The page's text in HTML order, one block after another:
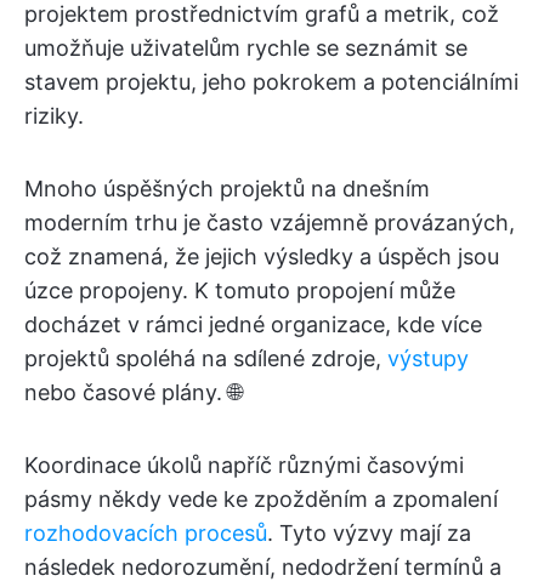
projektem prostřednictvím grafů a metrik, což
umožňuje uživatelům rychle se seznámit se
stavem projektu, jeho pokrokem a potenciálními
riziky.
Mnoho úspěšných projektů na dnešním
moderním trhu je často vzájemně provázaných,
což znamená, že jejich výsledky a úspěch jsou
úzce propojeny. K tomuto propojení může
docházet v rámci jedné organizace, kde více
projektů spoléhá na sdílené zdroje, výstupy
nebo časové plány. 🌐
Koordinace úkolů napříč různými časovými
pásmy někdy vede ke zpožděním a zpomalení
rozhodovacích procesů. Tyto výzvy mají za
následek nedorozumění, nedodržení termínů a